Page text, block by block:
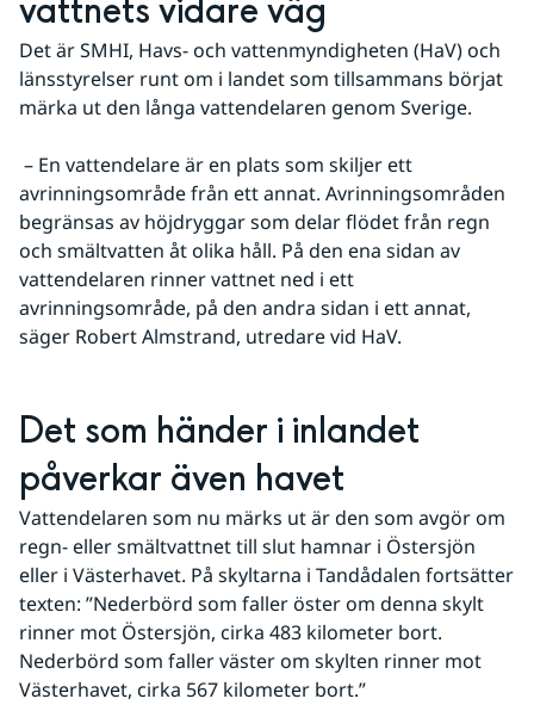
vattnets vidare väg
Det är SMHI, Havs- och vattenmyndigheten (HaV) och
länsstyrelser runt om i landet som tillsammans börjat
märka ut den långa vattendelaren genom Sverige.
– En vattendelare är en plats som skiljer ett
avrinningsområde från ett annat. Avrinningsområden
begränsas av höjdryggar som delar flödet från regn
och smältvatten åt olika håll. På den ena sidan av
vattendelaren rinner vattnet ned i ett
avrinningsområde, på den andra sidan i ett annat,
säger Robert Almstrand, utredare vid HaV.
Det som händer i inlandet
påverkar även havet
Vattendelaren som nu märks ut är den som avgör om
regn- eller smältvattnet till slut hamnar i Östersjön
eller i Västerhavet. På skyltarna i Tandådalen fortsätter
texten: ”Nederbörd som faller öster om denna skylt
rinner mot Östersjön, cirka 483 kilometer bort.
Nederbörd som faller väster om skylten rinner mot
Västerhavet, cirka 567 kilometer bort.”